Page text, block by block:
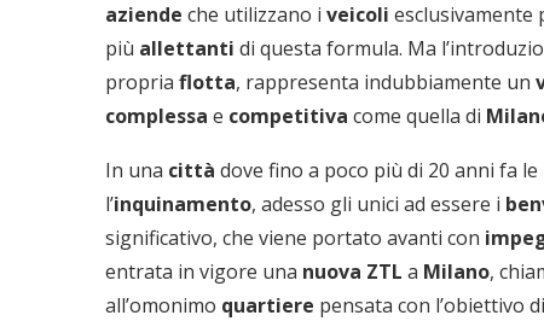
aziende che utilizzano i veicoli esclusivamente
più allettanti di questa formula. Ma
propria flotta, rappresenta indubbiamente un
complessa e competitiva come quella di
In una città dove fino a poco più di 20 anni fa le
l’inquinamento, adesso gli unici ad essere i
significativo, che viene portato avanti con
entrata in vigore una nuova ZTL a Milano,
all’omonimo quartiere pensata con l’obiettivo di